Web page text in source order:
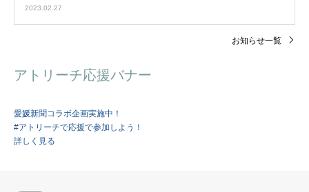
2023.02.27
お知らせ一覧
アトリーチ応援バナー
愛媛新聞コラボ企画実施中！
#アトリーチで応援で参加しよう！
詳しく見る